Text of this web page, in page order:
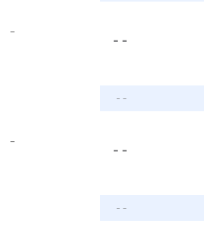
-
- -
- -
-
- -
- -